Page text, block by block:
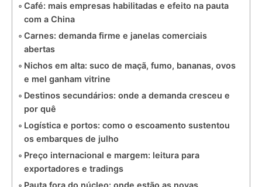
Café: mais empresas habilitadas e efeito na pauta
com a China
Carnes: demanda firme e janelas comerciais
abertas
Nichos em alta: suco de maçã, fumo, bananas, ovos
e mel ganham vitrine
Destinos secundários: onde a demanda cresceu e
por quê
Logística e portos: como o escoamento sustentou
os embarques de julho
Preço internacional e margem: leitura para
exportadores e tradings
Pauta fora do núcleo: onde estão as novas